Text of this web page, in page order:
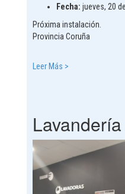
Fecha: jueves, 20
Próxima instalación.
Provincia Coruña
Leer Más >